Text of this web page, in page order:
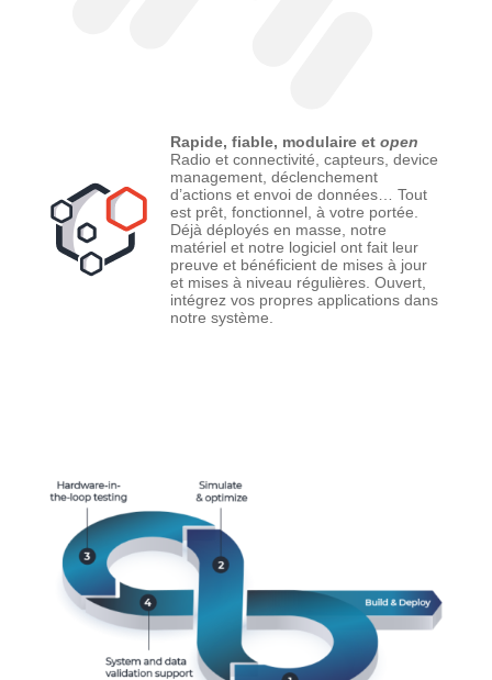
Rapide, fiable, modulaire et open
Radio et connectivité, capteurs, device
management, déclenchement
d’actions et envoi de données… Tout
est prêt, fonctionnel, à votre portée.
Déjà déployés en masse, notre
matériel et notre logiciel ont fait leur
preuve et bénéficient de mises à jour
et mises à niveau régulières. Ouvert,
intégrez vos propres applications dans
notre système.